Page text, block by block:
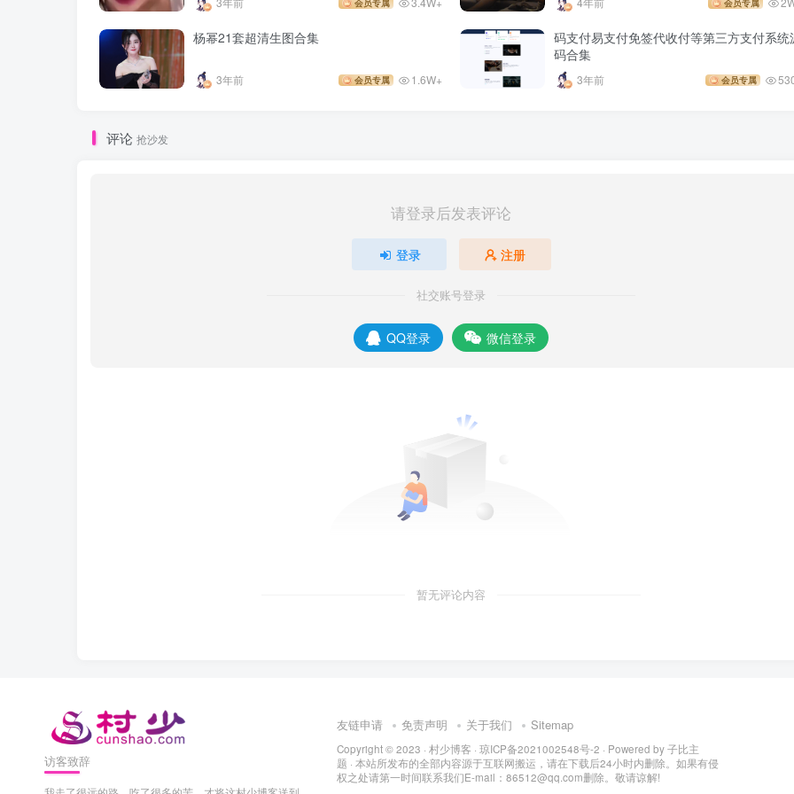
会员专属 会员专属
杨幂21套超清生图合集
3年前 会员专属 1.6W+
码支付易支付免签代收付等第三方支付系统
码合集
3年前 会员专属
评论 抢沙发
请登录后发表评论
登录 注册
社交账号登录
QQ登录 微信登录
暂无评论内容
访客致辞
友链申请 免责声明 关于我们 Sitemap
Copyright © 2023 · 村少博客 · 琼ICP备2021002548号-2 · Powered by子比主
题 · 本站所发布的全部内容源于互联网搬运，请在下载后24小时内删除。如果有侵
权之处请第一时间联系我们E-mail：86512@qq.com删除。敬请谅解!